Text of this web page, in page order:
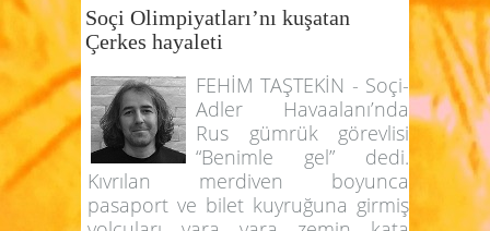
Soçi Olimpiyatları’nı kuşatan
Çerkes hayaleti
FEHİM TAŞTEKİN - Soçi-
Adler Havaalanı’nda
Rus gümrük görevlisi
“Benimle gel” dedi.
Kıvrılan merdiven boyunca
pasaport ve bilet kuyruğuna girmiş
yolcuları yara yara zemin kata